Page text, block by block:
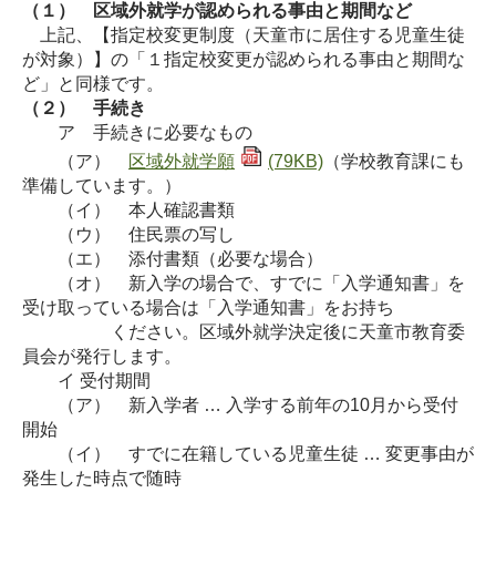
（１） 区域外就学が認められる事由と期間など
上記、【指定校変更制度（天童市に居住する児童生徒
が対象）】の「１指定校変更が認められる事由と期間な
ど」と同様です。
（２） 手続き
ア
手続きに必要なもの
（ア）
区域外就学願 (79KB) （学校教育課にも
準備しています。）
（イ） 本人確認書類
（ウ） 住民票の写し
（エ） 添付書類（必要な場合）
（オ） 新入学の場合で、すでに「入学通知書」を
受け取っている場合は「入学通知書」をお持ち
ください。区域外就学決定後に天童市教育委
員会が発行します。
イ 受付期間
（ア） 新入学者 … 入学する前年の10月から受付
開始
（イ） すでに在籍している児童生徒 … 変更事由が
発生した時点で随時